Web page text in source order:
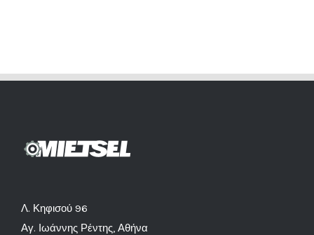
Λ. Κηφισού 96
Αγ. Ιωάννης Ρέντης, Αθήνα